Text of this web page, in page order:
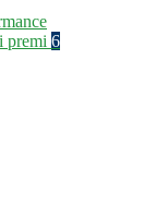
premi 6